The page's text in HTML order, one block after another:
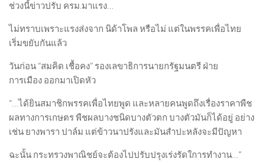
ช่วงนี้ข่าวปรับ ครม.มาแรง…
ไม่ทราบเพราะแรงส่งจาก นิด้าโพล หรือไม่ แต่ในพรรคเพื่อไทย
เริ่มขยับกันแล้ว
วันก่อน “สมคิด เชื้อคง” รองเลขาธิการนายกรัฐมนตรี ฝ่าย
การเมือง ออกมาเปิดหัว
“…ได้ยินสมาชิกพรรคเพื่อไทยพูด และหลายคนพูดถึงเรื่องราคาพืช
ผลทางการเกษตร พืชผลบางชนิดบางตัวตก บางตัวมันก็ได้อยู่ อย่าง
เช่น ยางพารา ปาล์ม แต่ข้าวนาปรังและมันสำปะหลังจะมีปัญหา
ฉะนั้น กระทรวงพาณิชย์จะต้องไปปรับปรุงเร่งรัดใการทำงาน…”